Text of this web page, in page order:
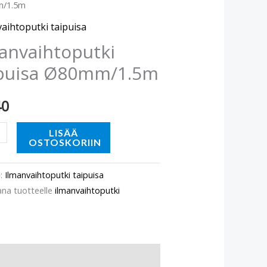
1.5m
taipuisa
Ø80mm/1.5m
1.5m
LISÄÄ
OSTOSKORIIN
Ilmanvaihtoputki taipuisa
tuotteelleilmanvaihtoputki